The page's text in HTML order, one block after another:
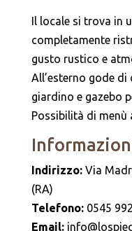
Il locale si trova in
completamente
gusto rustico e
All’esterno gode di
giardino e gazebo
Possibilità di menù
Indirizzo: Via
(RA)
Telefono: 0545
Email: